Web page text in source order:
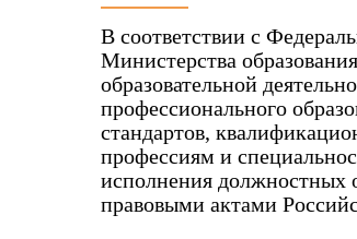
В соответствии с
Министерства
образовательной
профессионального
стандартов,
профессиям и
исполнения должностных
правовыми актами